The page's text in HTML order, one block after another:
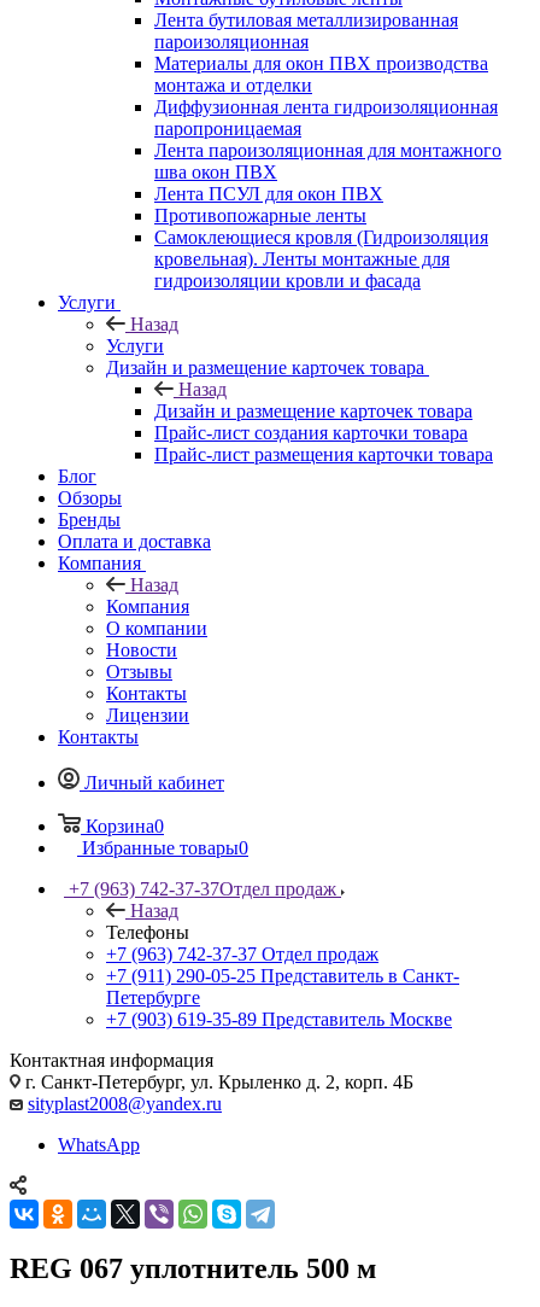
Лента бутиловая металлизированная
пароизоляционная
Материалы для окон ПВХ производства
монтажа и отделки
Диффузионная лента гидроизоляционная
паропроницаемая
Лента пароизоляционная для монтажного
шва окон ПВХ
Лента ПСУЛ для окон ПВХ
Противопожарные ленты
Самоклеющиеся кровля (Гидроизоляция
кровельная). Ленты монтажные для
гидроизоляции кровли и фасада
Услуги
Назад
Услуги
Дизайн и размещение карточек товара
Назад
Дизайн и размещение карточек товара
Прайс-лист создания карточки товара
Прайс-лист размещения карточки товара
Блог
Обзоры
Бренды
Оплата и доставка
Компания
Назад
Компания
О компании
Новости
Отзывы
Контакты
Лицензии
Контакты
Личный кабинет
Корзина0
Избранные товары0
+7 (963) 742-37-37Отдел продаж
Назад
Телефоны
+7 (963) 742-37-37 Отдел продаж
+7 (911) 290-05-25 Представитель в Санкт-
Петербурге
+7 (903) 619-35-89 Представитель Москве
Контактная информация
г. Санкт-Петербург, ул. Крыленко д. 2, корп. 4Б
sityplast2008@yandex.ru
WhatsApp
REG 067 уплотнитель 500 м